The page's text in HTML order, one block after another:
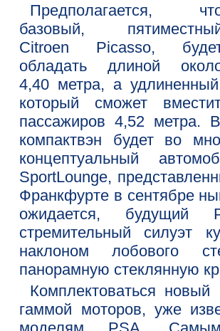
Предполагается,
базовый,
Citroen Picasso,
обладать длиной
4,40 метра, а
который сможет
пассажиров 4,52 метра.
компактвэн будет во
концептуальный
SportLounge,
Франкфурте в сентябре
ожидается, будущий
стремительный силуэт
наклоном лобового
панорамную стеклянную
Комплектоваться новый
гаммой моторов, уже